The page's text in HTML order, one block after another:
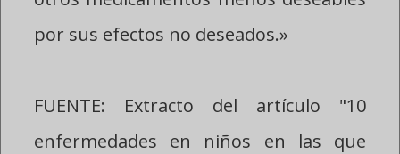
por sus efectos no deseados.»
FUENTE: Extracto del artículo "10
enfermedades en niños en las que